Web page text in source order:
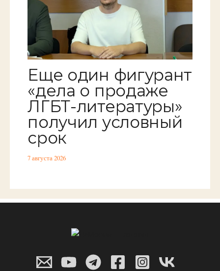
Еще один фигурант
«дела о продаже
ЛГБТ-литературы»
получил условный
срок
7 августа 2026